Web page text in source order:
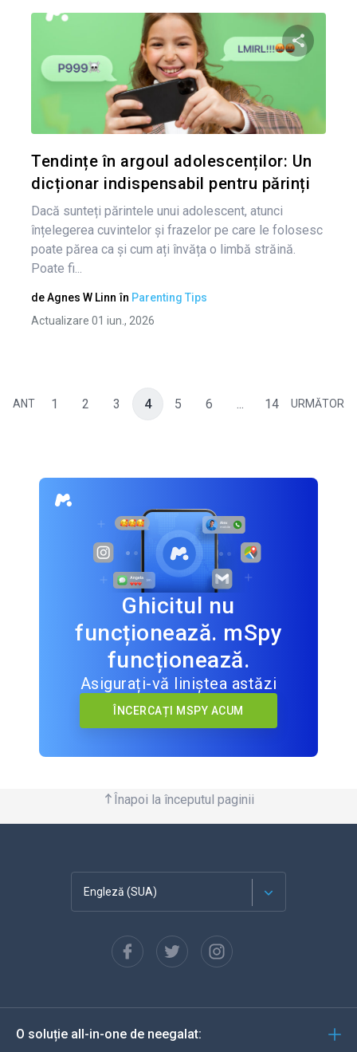
Tendințe în argoul adolescenților: Un
dicționar indispensabil pentru părinți
Dacă sunteți părintele unui adolescent, atunci
înțelegerea cuvintelor și frazelor pe care le folosesc
poate părea ca și cum ați învăța o limbă străină.
Poate fi...
deAgnes W Linn în Parenting Tips
Actualizare 01 iun., 2026
ANT 1 2 3 4 5 6 ... 14 URMĂTOR
Ghicitul nu
funcționează. mSpy
funcționează.
Asigurați-vă liniștea astăzi
ÎNCERCAȚI MSPY ACUM
Înapoi la începutul paginii
Engleză (SUA)
Español
Deutsch
O soluție all-in-one de neegalat: